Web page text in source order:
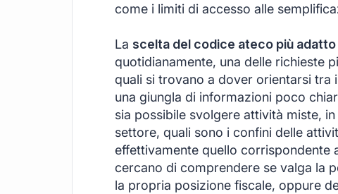
come i limiti di accesso alle
La scelta del codice ateco più adatto
quotidianamente, una delle richieste
quali si trovano a dover orientarsi
una giungla di informazioni poco
sia possibile svolgere attività miste,
settore, quali sono i confini delle
effettivamente quello corrispondente
cercano di comprendere se valga la
la propria posizione fiscale, oppure